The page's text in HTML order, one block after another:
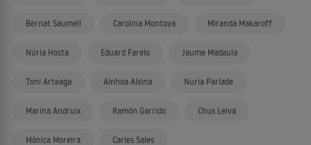
Bernat Saumell Carolina Montoya Miranda Makaroff
Núria Hosta Eduard Farelo Jaume Madaula
Toni Arteaga Ainhoa Alsina Nuria Parlade
Marina Andruix Ramón Garrido Chus Leiva
Mónica Moreira Carles Sales